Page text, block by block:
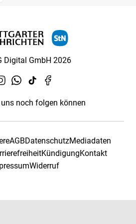
Digital GmbH 2026
noch folgen können
AGBDatenschutzMediadaten
KündigungKontakt
Widerruf